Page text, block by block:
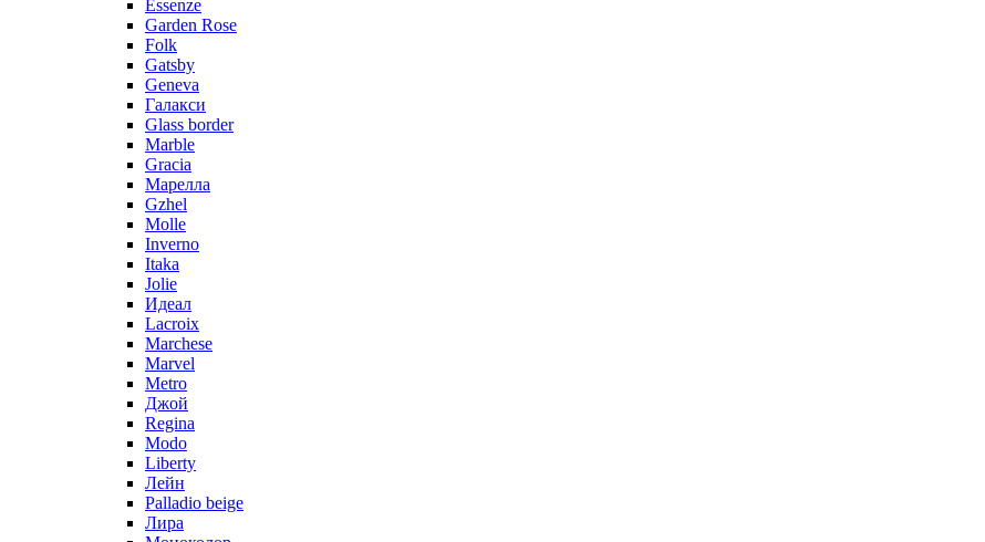
Essenze
Garden Rose
Folk
Gatsby
Geneva
Галакси
Glass border
Marble
Gracia
Марелла
Gzhel
Molle
Inverno
Itaka
Jolie
Идеал
Lacroix
Marchese
Marvel
Metro
Джой
Regina
Modo
Liberty
Лейн
Palladio beige
Лира